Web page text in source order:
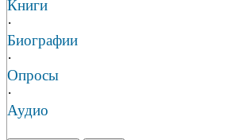
Книги
·
Биографии
·
Опросы
·
Аудио